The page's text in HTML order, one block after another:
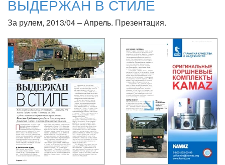
ВЫДЕРЖАН В СТИЛЕ
За рулем, 2013/04 – Апрель. Презентация.